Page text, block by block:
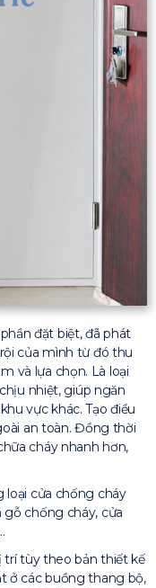
đặt biệt, đã phát
của mình từ đó thu
và lựa chọn. Là loại
nhiệt, giúp ngăn
vực khác. Tạo điều
an toàn. Đồng thời
cháy nhanh hơn,
cửa chống cháy
chống cháy, cửa
tùy theo bản thiết kế
ở các buồng thang bộ,